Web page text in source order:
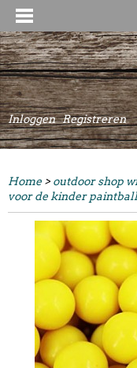
Inloggen Registreren
Home > outdoor shop
voor de kinder